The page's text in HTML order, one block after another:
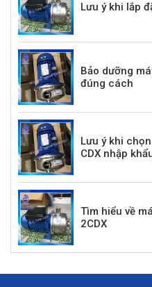
Lưu ý khi lắp
Bảo dưỡng
đúng cách
Lưu ý khi
CDX nhập
Tìm hiểu về
2CDX